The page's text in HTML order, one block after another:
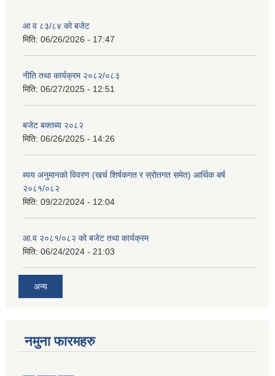
आ व ८३/८४ को बजेट
मिति: 06/26/2026 - 17:47
नीति तथा कार्यक्रम २०८२/०८३
मिति: 06/27/2025 - 12:51
बजेट बक्तब्य २०८२
मिति: 06/26/2025 - 14:26
ब्यय अनुमानको विवरण (खर्च शिर्षकगत र स्रोतगत समेत) आर्थिक बर्ष
२०८१/०८२
मिति: 09/22/2024 - 12:04
आ.व २०८१/०८२ को बजेट तथा कार्यक्रम
मिति: 06/24/2024 - 21:03
अन्य
नमुना फारमहरु